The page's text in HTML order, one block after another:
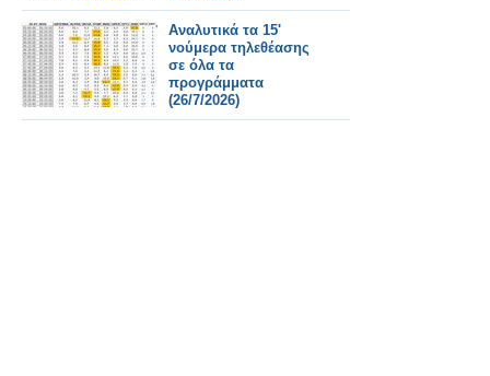
Αναλυτικά τα 15'
νούμερα τηλεθέασης
σε όλα τα
προγράμματα
(26/7/2026)